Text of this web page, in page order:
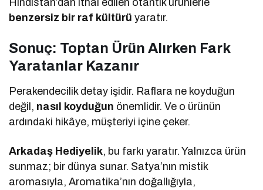
benzersiz bir raf kültürü yaratır.
Sonuç: Toptan Ürün Alırken Fark
Yaratanlar Kazanır
Perakendecilik detay işidir. Raflara ne koyduğun
değil, nasıl koyduğun önemlidir. Ve o ürünün
ardındaki hikâye, müşteriyi içine çeker.
Arkadaş Hediyelik, bu farkı yaratır. Yalnızca ürün
sunmaz; bir dünya sunar. Satya’nın mistik
aromasıyla, Aromatika’nın doğallığıyla,